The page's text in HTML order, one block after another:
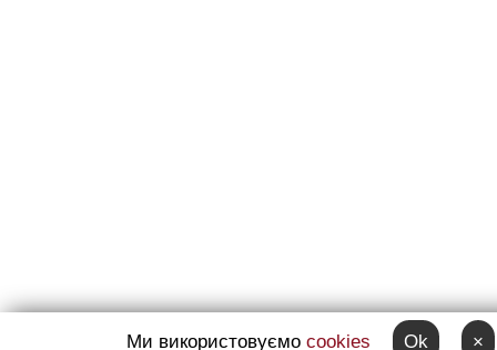
Ми використовуємо cookies Ok ×